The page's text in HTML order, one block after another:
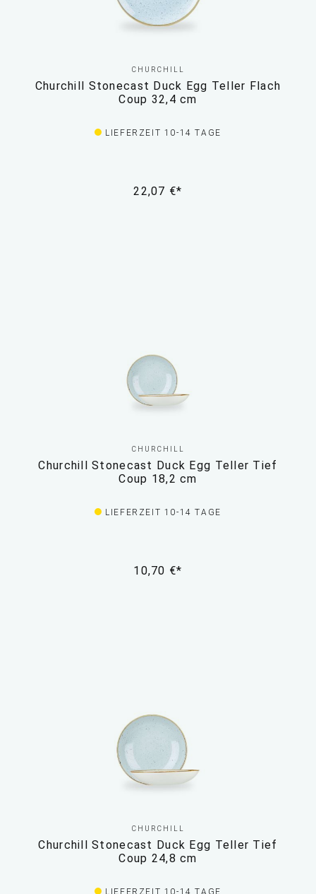
CHURCHILL
Churchill Stonecast Duck Egg Teller Flach
Coup 32,4 cm
LIEFERZEIT 10-14 TAGE
22,07 €*
CHURCHILL
Churchill Stonecast Duck Egg Teller Tief
Coup 18,2 cm
LIEFERZEIT 10-14 TAGE
10,70 €*
CHURCHILL
Churchill Stonecast Duck Egg Teller Tief
Coup 24,8 cm
LIEFERZEIT 10-14 TAGE